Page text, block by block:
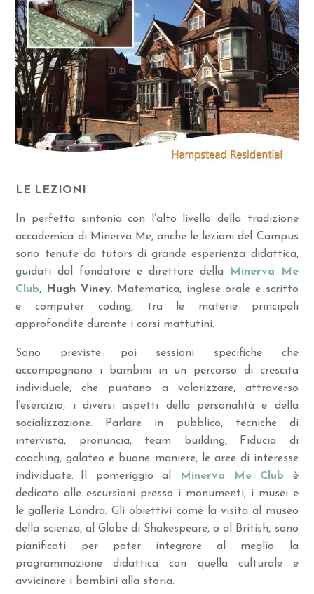
LE LEZIONI
In perfetta sintonia con l’alto livello della tradizione
accademica di Minerva Me, anche le lezioni del Campus
sono tenute da tutors di grande esperienza didattica,
guidati dal fondatore e direttore della
Minerva Me
Club, Hugh Viney. Matematica, inglese orale e scritto
e computer coding, tra le materie principali
approfondite durante i corsi mattutini.
Sono previste poi sessioni specifiche che
accompagnano i bambini in un percorso di crescita
individuale, che puntano a valorizzare, attraverso
l’esercizio, i diversi aspetti della personalità e della
socializzazione. Parlare in pubblico, tecniche di
intervista, pronuncia, team building, Fiducia di
coaching, galateo e buone maniere, le aree di interesse
individuate. Il pomeriggio al
Minerva Me Club
è
dedicato alle escursioni presso i monumenti, i musei e
le gallerie Londra. Gli obiettivi come la visita al museo
della scienza, al Globe di Shakespeare, o al British, sono
pianificati per poter integrare al meglio la
programmazione didattica con quella culturale e
avvicinare i bambini alla storia.